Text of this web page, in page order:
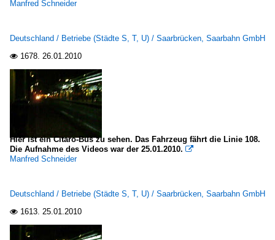
Manfred Schneider
Deutschland / Betriebe (Städte S, T, U) / Saarbrücken, Saarbahn GmbH
 1678. 26.01.2010
Hier ist ein Citaro-Bus zu sehen. Das Fahrzeug fährt die Linie 108.
Die Aufnahme des Videos war der 25.01.2010. 
Manfred Schneider
Deutschland / Betriebe (Städte S, T, U) / Saarbrücken, Saarbahn GmbH
 1613. 25.01.2010